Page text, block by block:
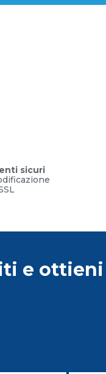
sicuri
e